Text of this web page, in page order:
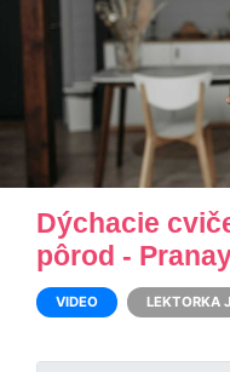
Dýchacie
pôrod -
VIDEO LEKTORKA